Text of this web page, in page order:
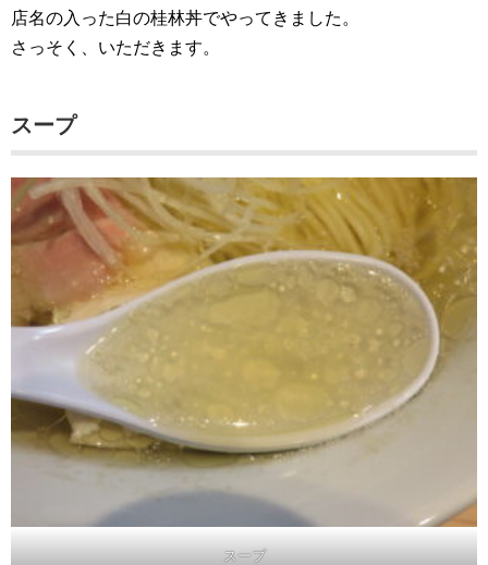
店名の入った白の桂林丼でやってきました。
さっそく、いただきます。
スープ
スープ